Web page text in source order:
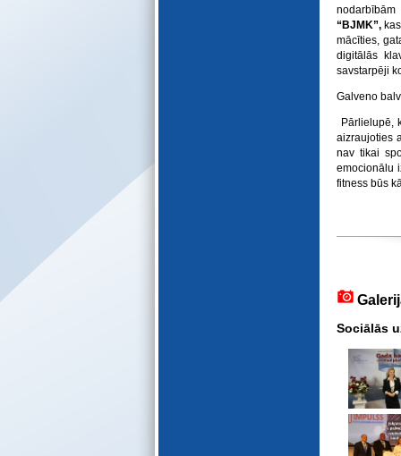
“BJMK”,
mācīties,
digitālās
savstarpēji
Galveno
Pārlielupē,
aizraujoties
nav tikai
emocionālu
fitness būs
Sociālās